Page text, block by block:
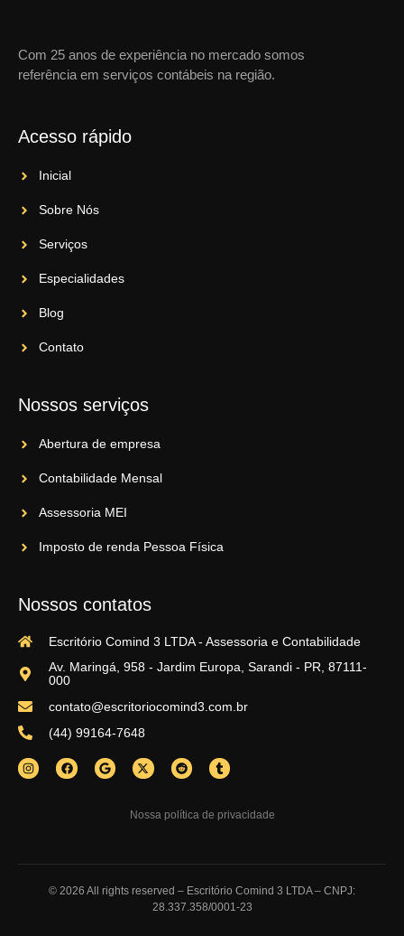
Com 25 anos de experiência no mercado somos
referência em serviços contábeis na região.
Acesso rápido
Inicial
Sobre Nós
Serviços
Especialidades
Blog
Contato
Nossos serviços
Abertura de empresa
Contabilidade Mensal
Assessoria MEI
Imposto de renda Pessoa Física
Nossos contatos
Escritório Comind 3 LTDA - Assessoria e Contabilidade
Av. Maringá, 958 - Jardim Europa, Sarandi - PR, 87111-
000
contato@escritoriocomind3.com.br
(44) 99164-7648
Nossa política de privacidade
© 2026 All rights reserved​ – Escritório Comind 3 LTDA – CNPJ:
28.337.358/0001-23